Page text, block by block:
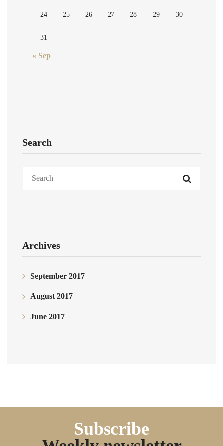
24 25 26 27 28 29 30
31
« Sep
Search
Archives
September 2017
August 2017
June 2017
Subscribe